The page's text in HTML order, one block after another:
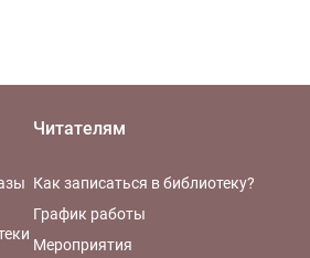
Читателям
Как записаться в библиотеку?
График работы
Мероприятия